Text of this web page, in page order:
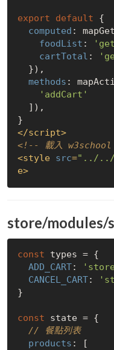
export default {
computed :
foodList :
cartTotal :
methods :
'addCart'
</script>
<!-- 載入
<style src="../../
e>
store/modules/
const types = {
ADD_CART: 'store/
CANCEL_CART:
}
const state = {
// 餐點列表
products : [